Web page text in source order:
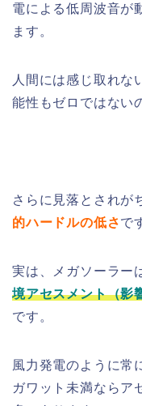
電による低周波音が
ます。
人間には感じ取れな
能性もゼロではない
さらに見落とされが
的ハードルの低さで
実は、メガソーラー
境アセスメント（影
です。
風力発電のように常
ガワット未満ならア